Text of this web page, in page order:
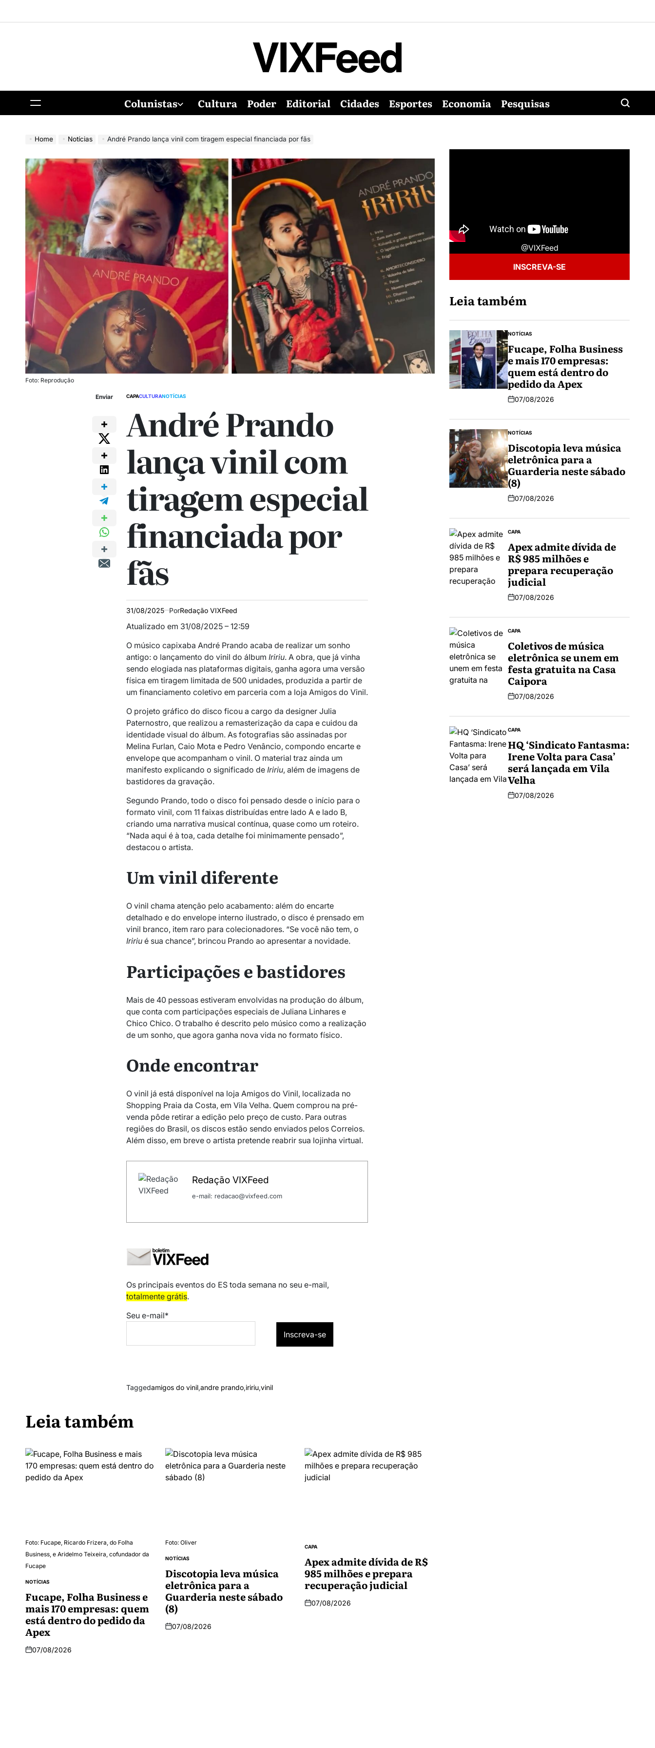
Colunistas Cultura Poder Editorial Cidades Esportes Economia Pesquisas
Home Notícias André Prando lança vinil com tiragem especial financiada por fãs
Foto: Reprodução
Enviar CAPACULTURANOTÍCIAS
André Prando
lança vinil com
tiragem especial
financiada por
fãs
31/08/2025 PorRedação VIXFeed
Atualizado em 31/08/2025 – 12:59
O músico capixaba André Prando acaba de realizar um sonho
antigo: o lançamento do vinil do álbum Iririu. A obra, que já vinha
sendo elogiada nas plataformas digitais, ganha agora uma versão
física em tiragem limitada de 500 unidades, produzida a partir de
um financiamento coletivo em parceria com a loja Amigos do Vinil.
O projeto gráfico do disco ficou a cargo da designer Julia
Paternostro, que realizou a remasterização da capa e cuidou da
identidade visual do álbum. As fotografias são assinadas por
Melina Furlan, Caio Mota e Pedro Venâncio, compondo encarte e
envelope que acompanham o vinil. O material traz ainda um
manifesto explicando o significado de Iririu, além de imagens de
bastidores da gravação.
Segundo Prando, todo o disco foi pensado desde o início para o
formato vinil, com 11 faixas distribuídas entre lado A e lado B,
criando uma narrativa musical contínua, quase como um roteiro.
“Nada aqui é à toa, cada detalhe foi minimamente pensado”,
destacou o artista.
Um vinil diferente
O vinil chama atenção pelo acabamento: além do encarte
detalhado e do envelope interno ilustrado, o disco é prensado em
vinil branco, item raro para colecionadores. “Se você não tem, o
Iririué sua chance”, brincou Prando ao apresentar a novidade.
Participações e bastidores
Mais de 40 pessoas estiveram envolvidas na produção do álbum,
que conta com participações especiais de Juliana Linhares e
Chico Chico. O trabalho é descrito pelo músico como a realização
de um sonho, que agora ganha nova vida no formato físico.
Onde encontrar
O vinil já está disponível na loja Amigos do Vinil, localizada no
Shopping Praia da Costa, em Vila Velha. Quem comprou na pré-
venda pôde retirar a edição pelo preço de custo. Para outras
regiões do Brasil, os discos estão sendo enviados pelos Correios.
Além disso, em breve o artista pretende reabrir sua lojinha virtual.
Redação VIXFeed
e-mail: redacao@vixfeed.com
Os principais eventos do ES toda semana no seu e-mail,
totalmente grátis.
Seu e-mail*
Taggedamigos do vinil,andre prando,iririu,vinil
Leia também
Foto: Fucape, Ricardo Frizera, do Folha
Business, e Aridelmo Teixeira, cofundador da
Fucape
NOTÍCIAS
Fucape, Folha Business e
mais 170 empresas: quem
está dentro do pedido da
Apex
07/08/2026
Foto: Oliver
NOTÍCIAS
Discotopia leva música
eletrônica para a
Guarderia neste sábado
(8)
07/08/2026
CAPA
Apex admite dívida de R$
985 milhões e prepara
recuperação judicial
07/08/2026
@VIXFeed
INSCREVA-SE
Leia também
NOTÍCIAS
Fucape, Folha Business
e mais 170 empresas:
quem está dentro do
pedido da Apex
07/08/2026
NOTÍCIAS
Discotopia leva música
eletrônica para a
Guarderia neste sábado
(8)
07/08/2026
CAPA
Apex admite dívida de
R$ 985 milhões e
prepara recuperação
judicial
07/08/2026
CAPA
Coletivos de música
eletrônica se unem em
festa gratuita na Casa
Caipora
07/08/2026
CAPA
HQ ‘Sindicato Fantasma:
Irene Volta para Casa’
será lançada em Vila
Velha
07/08/2026